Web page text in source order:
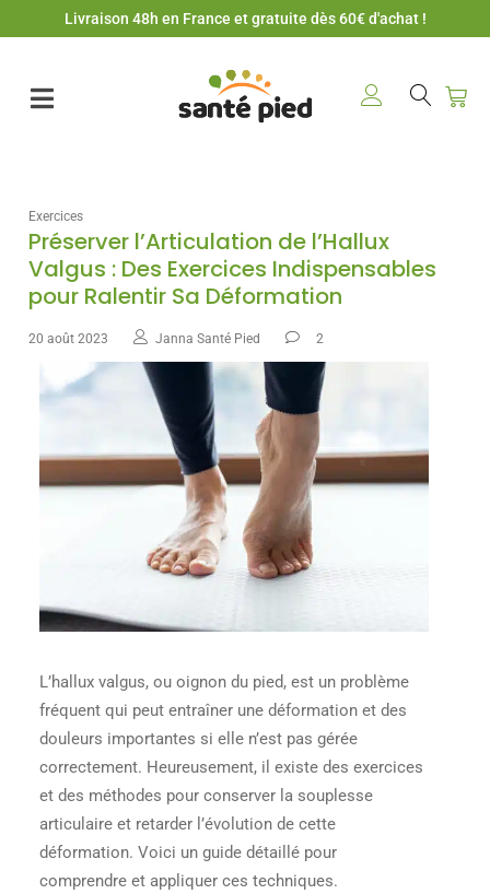
Livraison 48h en France et gratuite dès 60€ d'achat !
Exercices
Préserver l’Articulation de l’Hallux
Valgus : Des Exercices Indispensables
pour Ralentir Sa Déformation
20 août 2023 Janna Santé Pied 2
L’hallux valgus, ou oignon du pied, est un problème
fréquent qui peut entraîner une déformation et des
douleurs importantes si elle n’est pas gérée
correctement. Heureusement, il existe des exercices
et des méthodes pour conserver la souplesse
articulaire et retarder l’évolution de cette
déformation. Voici un guide détaillé pour
comprendre et appliquer ces techniques.